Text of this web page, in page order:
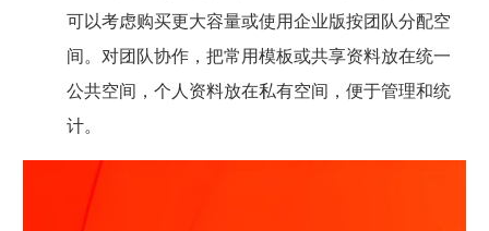
可以考虑购买更大容量或使用企业版按团队分配空
间。对团队协作，把常用模板或共享资料放在统一
公共空间，个人资料放在私有空间，便于管理和统
计。